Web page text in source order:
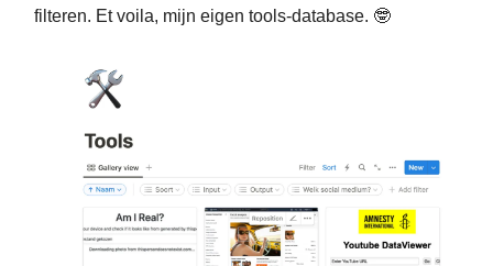
filteren. Et voila, mijn eigen tools-database. 🤓